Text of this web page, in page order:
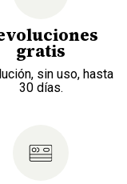
gratis
sin uso, hasta
30 días.